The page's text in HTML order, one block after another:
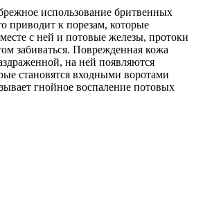
использование бритвенных
приводит к порезам, которые
с ней и потовые железы, протоки
забиваться. Поврежденная кожа
на ней появляются
становятся входными воротами
гнойное воспаление потовых